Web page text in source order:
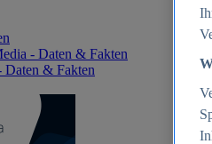
- Daten & Fakten
Daten & Fakten